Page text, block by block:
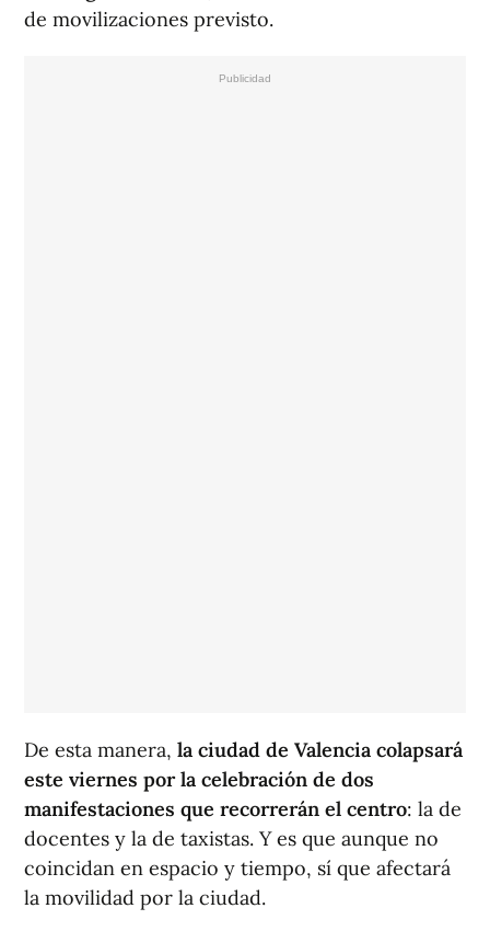
de movilizaciones previsto.
De esta manera, la ciudad de Valencia colapsará
este viernes por la celebración de dos
manifestaciones que recorrerán el centro: la de
docentes y la de taxistas. Y es que aunque no
coincidan en espacio y tiempo, sí que afectará
la movilidad por la ciudad.